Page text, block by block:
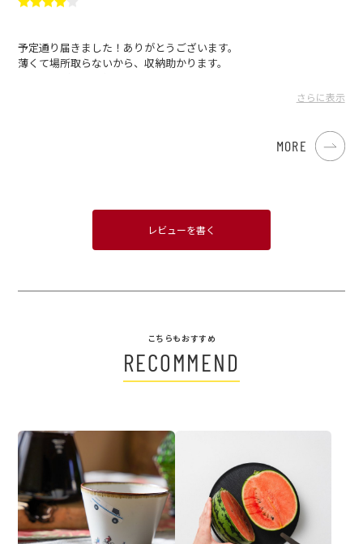
予定通り届きました！ありがとうございます。
薄くて場所取らないから、収納助かります。
さらに表示
MORE
レビューを書く
こちらもおすすめ
RECOMMEND